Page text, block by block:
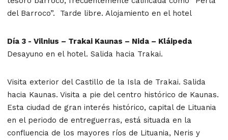
del Barroco”. Tarde libre. Alojamiento en el hotel
Día 3 - Vilnius – Trakai Kaunas – Nida – Kláipeda
Desayuno en el hotel. Salida hacia Trakai.
Visita exterior del Castillo de la Isla de Trakai. Salida
hacia Kaunas. Visita a pie del centro histórico de Kaunas.
Esta ciudad de gran interés histórico, capital de Lituania
en el periodo de entreguerras, está situada en la
confluencia de los mayores ríos de Lituania, Neris y